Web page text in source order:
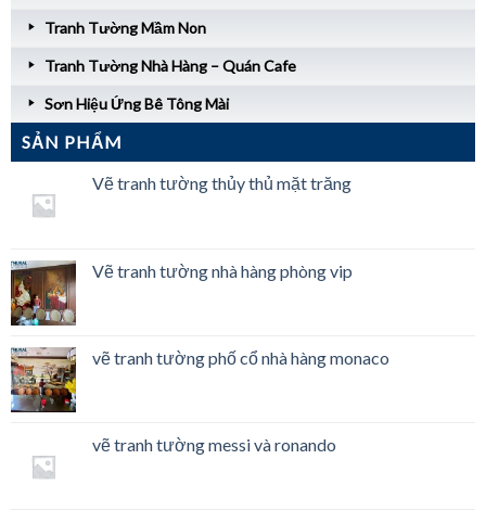
Tranh Tường Mầm Non
Tranh Tường Nhà Hàng – Quán Cafe
Sơn Hiệu Ứng Bê Tông Mài
SẢN PHẨM
Vẽ tranh tường thủy thủ mặt trăng
Vẽ tranh tường nhà hàng phòng vip
vẽ tranh tường phố cổ nhà hàng monaco
vẽ tranh tường messi và ronando